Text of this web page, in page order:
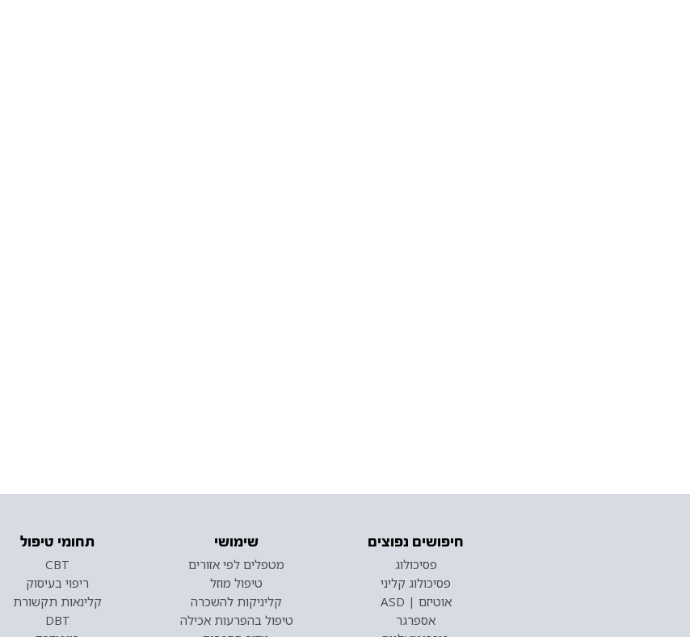
חיפושים נפוצים
פסיכולוג
פסיכולוג קליני
אוטיזם | ASD
אספרגר
שימושי
מטפלים לפי אזורים
טיפול מוזל
קליניקות להשכרה
טיפול בהפרעות אכילה
תחומי טיפול
CBT
ריפוי בעיסוק
קלינאות תקשורת
DBT